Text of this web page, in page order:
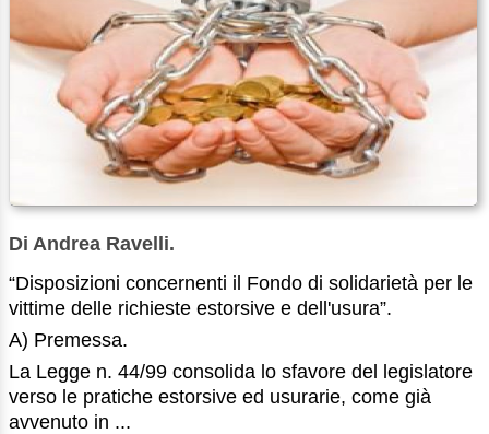
Di Andrea Ravelli.
“Disposizioni concernenti il Fondo di solidarietà per le
vittime delle richieste estorsive e dell'usura”.
A) Premessa.
La Legge n. 44/99 consolida lo sfavore del legislatore
verso le pratiche estorsive ed usurarie, come già
avvenuto in ...